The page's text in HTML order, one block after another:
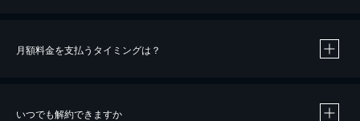
※40％ポイント還元の対象は、クレジットカード決済による作品の購入 / レンタルです。
月額料金を支払うタイミングは？
いつでも解約できますか